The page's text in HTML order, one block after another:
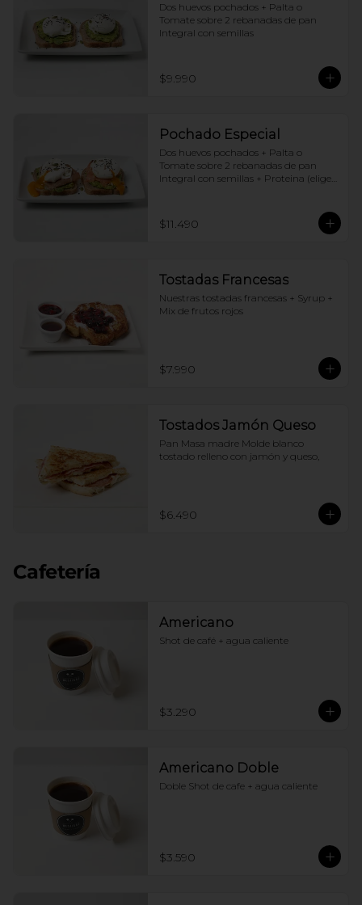
Dos huevos pochados + Palta o
Tomate sobre 2 rebanadas de pan
Integral con semillas
$9.990
Pochado Especial
Dos huevos pochados + Palta o
Tomate sobre 2 rebanadas de pan
Integral con semillas + Proteina (elige
$11.490
Tostadas Francesas
Nuestras tostadas francesas + Syrup +
Mix de frutos rojos
$7.990
Tostados Jamón Queso
Pan Masa madre Molde blanco
tostado relleno con jamón y queso,
$6.490
Cafetería
Americano
Shot de café + agua caliente
$3.290
Americano Doble
Doble Shot de cafe + agua caliente
$3.590